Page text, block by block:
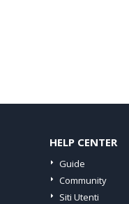
HELP CENTER
Guide
Community
Siti Utenti